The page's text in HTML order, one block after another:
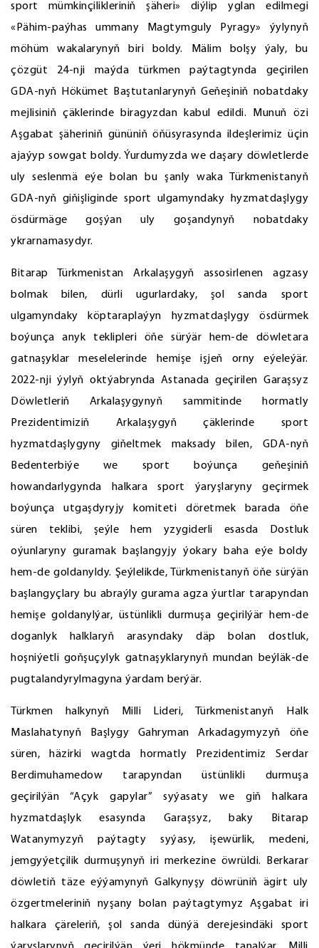
sport mümkinçilikleriniň şäheri» diýlip yglan edilmegi
«Pähim-paýhas ummany Magtymguly Pyragy» ýylynyň
möhüm wakalarynyň biri boldy. Mälim bolşy ýaly, bu
çözgüt 24-nji maýda türkmen paýtagtynda geçirilen
GDA-nyň Hökümet Baştutanlarynyň Geňeşiniň nobatdaky
mejlisiniň çäklerinde biragyzdan kabul edildi. Munuň özi
Aşgabat şäheriniň gününiň öňüsyrasynda ildeşlerimiz üçin
ajaýyp sowgat boldy. Ýurdumyzda we daşary döwletlerde
uly seslenmä eýe bolan bu şanly waka Türkmenistanyň
GDA-nyň giňişliginde sport ulgamyndaky hyzmatdaşlygy
ösdürmäge goşýan uly goşandynyň nobatdaky
ykrarnamasydyr.
Bitarap Türkmenistan Arkalaşygyň assosirlenen agzasy
bolmak bilen, dürli ugurlardaky, şol sanda sport
ulgamyndaky köptaraplaýyn hyzmatdaşlygy ösdürmek
boýunça anyk teklipleri öňe sürýär hem-de döwletara
gatnaşyklar meselelerinde hemişe işjeň orny eýeleýär.
2022-nji ýylyň oktýabrynda Astanada geçirilen Garaşsyz
Döwletleriň Arkalaşygynyň sammitinde hormatly
Prezidentimiziň Arkalaşygyň çäklerinde sport
hyzmatdaşlygyny giňeltmek maksady bilen, GDA-nyň
Bedenterbiýe we sport boýunça geňeşiniň
howandarlygynda halkara sport ýaryşlaryny geçirmek
boýunça utgaşdyryjy komiteti döretmek barada öňe
süren teklibi, şeýle hem yzygiderli esasda Dostluk
oýunlaryny guramak başlangyjy ýokary baha eýe boldy
hem-de goldanyldy. Şeýlelikde, Türkmenistanyň öňe sürýän
başlangyçlary bu abraýly gurama agza ýurtlar tarapyndan
hemişe goldanylýar, üstünlikli durmuşa geçirilýär hem-de
doganlyk halklaryň arasyndaky däp bolan dostluk,
hoşniýetli goňşuçylyk gatnaşyklarynyň mundan beýläk-de
pugtalandyrylmagyna ýardam berýär.
Türkmen halkynyň Milli Lideri, Türkmenistanyň Halk
Maslahatynyň Başlygy Gahryman Arkadagymyzyň öňe
süren, häzirki wagtda hormatly Prezidentimiz Serdar
Berdimuhamedow tarapyndan üstünlikli durmuşa
geçirilýän “Açyk gapylar” syýasaty we giň halkara
hyzmatdaşlyk esasynda Garaşsyz, baky Bitarap
Watanymyzyň paýtagty syýasy, işewürlik, medeni,
jemgyýetçilik durmuşynyň iri merkezine öwrüldi. Berkarar
döwletiň täze eýýamynyň Galkynyşy döwrüniň ägirt uly
özgertmeleriniň nyşany bolan paýtagtymyz Aşgabat iri
halkara çäreleriň, şol sanda dünýä derejesindäki sport